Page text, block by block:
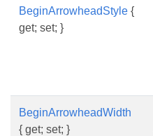
BeginArrowheadStyle {
get; set; }
BeginArrowheadWidth
{ get; set; }